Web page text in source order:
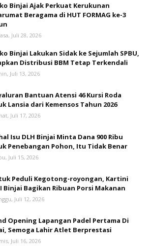
Binjai Ajak Perkuat Kerukunan
Beragama di HUT FORMAG ke-3
Juli 28, 2026
Binjai Lakukan Sidak ke Sejumlah SPBU,
Distribusi BBM Tetap Terkendali
Juli 13, 2026
Bantuan Atensi 46 Kursi Roda
Lansia dari Kemensos Tahun 2026
Juli 17, 2026
Isu DLH Binjai Minta Dana 900 Ribu
Penebangan Pohon, Itu Tidak Benar
Juli 15, 2026
Peduli Kegotong-royongan, Kartini
Binjai Bagikan Ribuan Porsi Makanan
Juli 12, 2026
Opening Lapangan Padel Pertama Di
Semoga Lahir Atlet Berprestasi
Juli 16, 2026